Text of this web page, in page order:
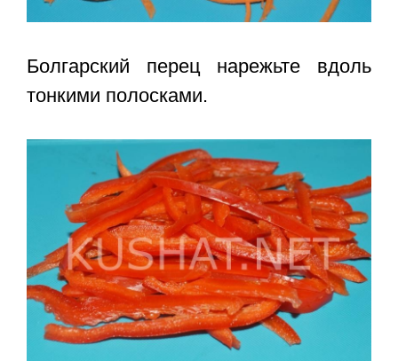
Болгарский перец нарежьте вдоль
тонкими полосками.